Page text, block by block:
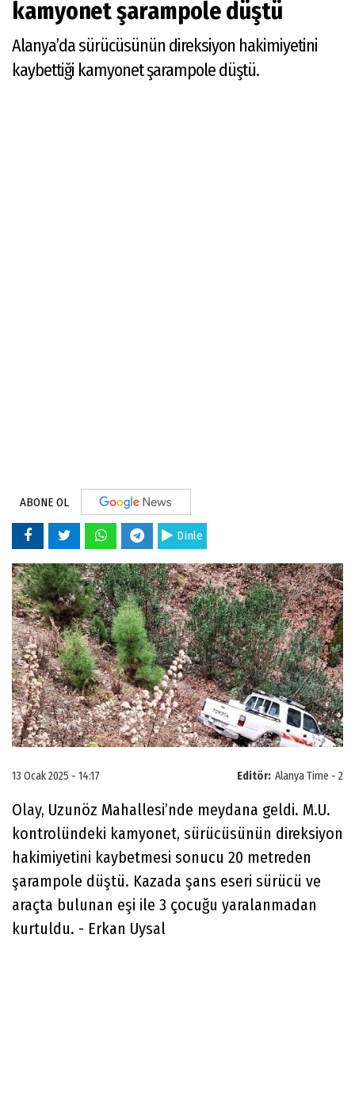
kamyonet şarampole düştü
Alanya’da sürücüsünün direksiyon hakimiyetini
kaybettiği kamyonet şarampole düştü.
ABONE OL
Dinle
Editör: Alanya Time - 2
13 Ocak 2025 - 14:17
Olay, Uzunöz Mahallesi’nde meydana geldi. M.U.
kontrolündeki kamyonet, sürücüsünün direksiyon
hakimiyetini kaybetmesi sonucu 20 metreden
şarampole düştü. Kazada şans eseri sürücü ve
araçta bulunan eşi ile 3 çocuğu yaralanmadan
kurtuldu. - Erkan Uysal